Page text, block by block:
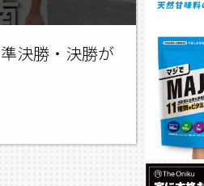
決勝・決勝が